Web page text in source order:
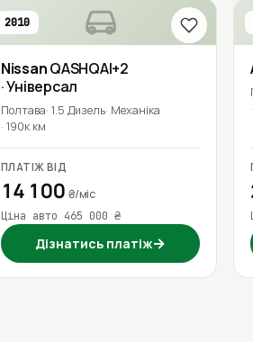
2010
NissanQASHQAI+2
· Універсал
Полтава 1.5 Дизель Механіка
190к км
ПЛАТІЖ ВІД
14 100 ₴/міс
Ціна авто 465 000 ₴
Дізнатись платіж→